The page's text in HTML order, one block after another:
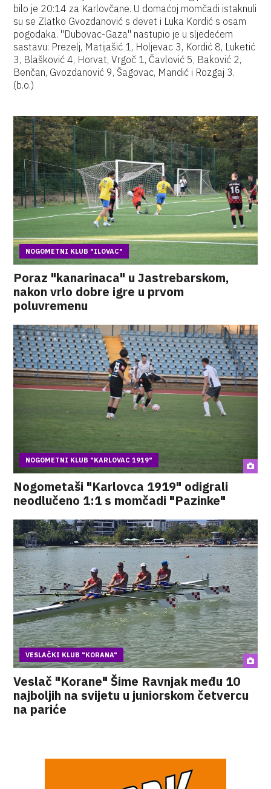
bilo je 20:14 za Karlovčane. U domaćoj momčadi istaknuli
su se Zlatko Gvozdanović s devet i Luka Kordić s osam
pogodaka. "Dubovac-Gaza" nastupio je u sljedećem
sastavu: Prezelj, Matijašić 1, Holjevac 3, Kordić 8, Luketić
3, Blašković 4, Horvat, Vrgoč 1, Čavlović 5, Baković 2,
Benčan, Gvozdanović 9, Šagovac, Mandić i Rozgaj 3.
(b.o.)
NOGOMETNI KLUB "ILOVAC"
Poraz "kanarinaca" u Jastrebarskom,
nakon vrlo dobre igre u prvom
poluvremenu
NOGOMETNI KLUB "KARLOVAC 1919"
Nogometaši "Karlovca 1919" odigrali
neodlučeno 1:1 s momčadi "Pazinke"
VESLAČKI KLUB "KORANA"
Veslač "Korane" Šime Ravnjak među 10
najboljih na svijetu u juniorskom četvercu
na pariće